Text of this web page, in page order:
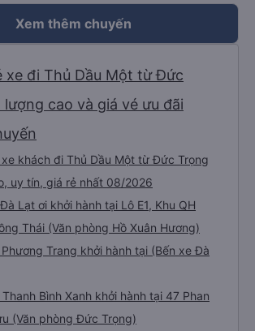
giá 1 ⭐️ là của xe GIƯỜNG ĐƠN, hoặc đó là đợt tài xế
thu góp ý và cải thiện chất lượng tốt hơn nên mọi
để mọi người biết chất lượng thật sự của xe nhé. Cảm
đã cho mình 1 trải nghiệm thật tốt, chúc bác tài
Xem thêm chuyến
xe đi Thủ Dầu Một từ Đức
cao và giá vé ưu đãi
khách đi Thủ Dầu Một từ Đức Trọng
uy tín, giá rẻ nhất 08/2026
Lạt ơi khởi hành tại Lô E1, Khu QH
Thái (Văn phòng Hồ Xuân Hương)
Trang khởi hành tại (Bến xe Đà
Bình Xanh khởi hành tại 47 Phan
(Văn phòng Đức Trọng)